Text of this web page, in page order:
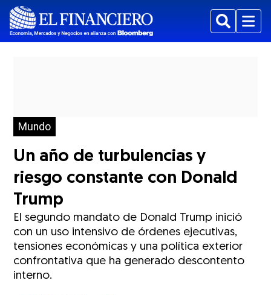
BuscarMenu
Mundo
Un año de turbulencias y
riesgo constante con Donald
Trump
El segundo mandato de Donald Trump inició
con un uso intensivo de órdenes ejecutivas,
tensiones económicas y una política exterior
confrontativa que ha generado descontento
interno.